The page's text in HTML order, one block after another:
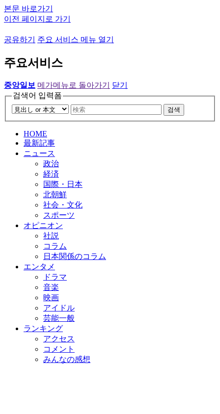
본문 바로가기
이전 페이지로 가기
공유하기 주요 서비스 메뉴 열기
주요서비스
중앙일보 메가메뉴로 돌아가기
닫기
검색어 입력폼
검색
HOME
最新記事
ニュース
政治
経済
国際・日本
北朝鮮
社会・文化
スポーツ
オピニオン
社説
コラム
日本関係のコラム
エンタメ
ドラマ
音楽
映画
アイドル
芸能一般
ランキング
アクセス
コメント
みんなの感想